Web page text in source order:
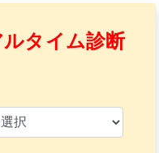
タイム診断